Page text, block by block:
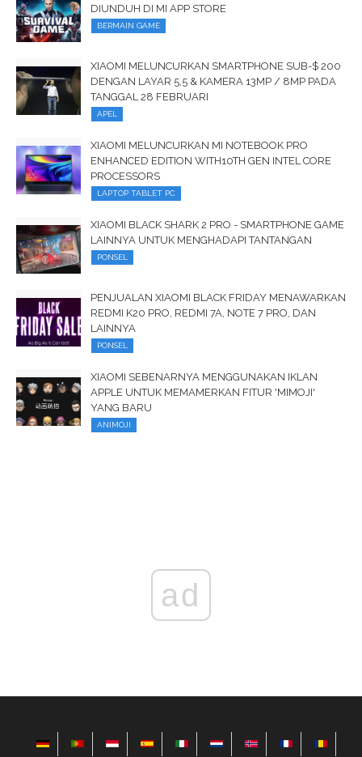
DIUNDUH DI MI APP STORE
BERMAIN GAME
XIAOMI MELUNCURKAN SMARTPHONE SUB-$ 200
DENGAN LAYAR 5,5 & KAMERA 13MP / 8MP PADA
TANGGAL 28 FEBRUARI
APEL
XIAOMI MELUNCURKAN MI NOTEBOOK PRO
ENHANCED EDITION WITH10TH GEN INTEL CORE
PROCESSORS
LAPTOP TABLET PC
XIAOMI BLACK SHARK 2 PRO - SMARTPHONE GAME
LAINNYA UNTUK MENGHADAPI TANTANGAN
PONSEL
PENJUALAN XIAOMI BLACK FRIDAY MENAWARKAN
REDMI K20 PRO, REDMI 7A, NOTE 7 PRO, DAN
LAINNYA
PONSEL
XIAOMI SEBENARNYA MENGGUNAKAN IKLAN
APPLE UNTUK MEMAMERKAN FITUR 'MIMOJI'
YANG BARU
ANIMOJI
ad